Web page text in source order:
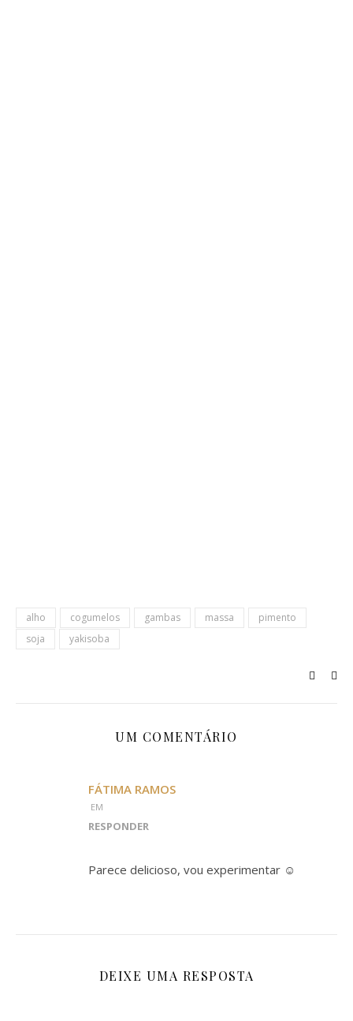
alho cogumelos gambas massa
pimento
soja
yakisoba
UM COMENTÁRIO
FÁTIMA RAMOS
EM
RESPONDER
Parece delicioso, vou experimentar ☺️
DEIXE UMA RESPOSTA